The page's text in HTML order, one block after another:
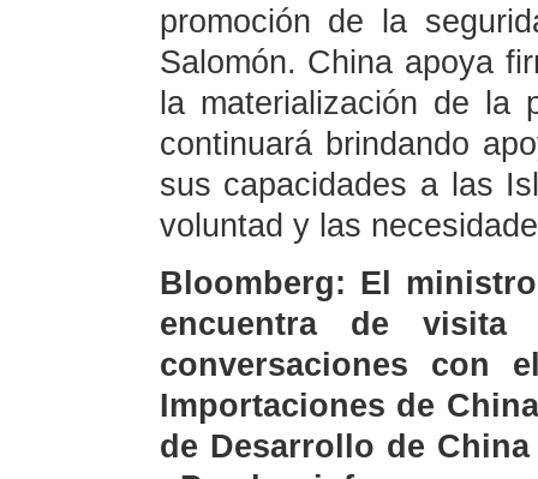
promoción de la
Salomón. China apoya
la materialización de la
continuará brindando
sus capacidades a las
voluntad y las
Bloomberg: El
encuentra de
conversaciones con
Importaciones de
de Desarrollo de